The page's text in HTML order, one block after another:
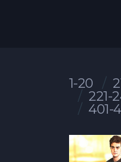
1-20
221-
401-